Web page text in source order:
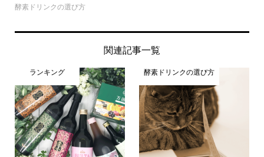
酵素ドリンクの選び方
関連記事一覧
ランキング 酵素ドリンクの選び方